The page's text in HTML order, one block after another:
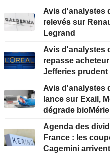
Avis d'analystes
relevés sur
Legrand
Avis d'analystes
repasse
Jefferies
Avis d'analystes
lance sur Exail,
dégrade
Agenda des
France : les
Cagemini arrivent